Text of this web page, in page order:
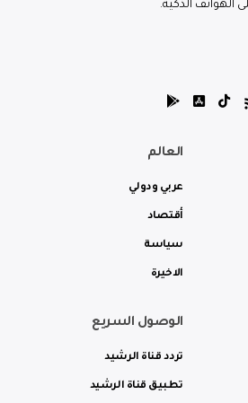
الهواتف الذكية.
العالم
عربي ودولي
أقتصاد
سياسة
الاخيرة
الوصول السريع
تردد قناة الرشيد
تطبيق قناة الرشيد